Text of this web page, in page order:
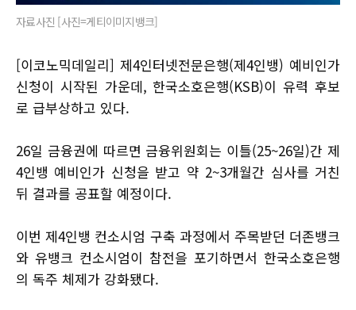
자료사진 [사진=게티이미지뱅크]
[이코노믹데일리] 제4인터넷전문은행(제4인뱅) 예비인가
신청이 시작된 가운데, 한국소호은행(KSB)이 유력 후보
로 급부상하고 있다.
26일 금융권에 따르면 금융위원회는 이틀(25~26일)간 제
4인뱅 예비인가 신청을 받고 약 2~3개월간 심사를 거친
뒤 결과를 공표할 예정이다.
이번 제4인뱅 컨소시엄 구축 과정에서 주목받던 더존뱅크
와 유뱅크 컨소시엄이 참전을 포기하면서 한국소호은행
의 독주 체제가 강화됐다.